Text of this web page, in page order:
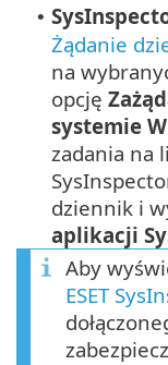
•
Żądanie
na
opcję
systemie
zadania na
dziennik i
aplikacji
Aby
ESET